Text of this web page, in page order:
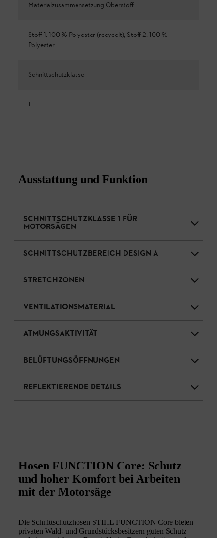
Materialzusammensetzung Oberstoff
Stoff 1: 100 % Polyester (recycelt); Stoff 2: 100 %
Polyester
Schnittschutzklasse
1
Ausstattung und Funktion
SCHNITTSCHUTZKLASSE 1 FÜR
MOTORSÄGEN
SCHNITTSCHUTZBEREICH DESIGN A
STRETCHZONEN
VENTILATIONSMATERIAL
ATMUNGSAKTIVITÄT
BELÜFTUNGSÖFFNUNGEN
REFLEKTIERENDE DETAILS
Hosen FUNCTION Core: Schutz
und hoher Komfort bei Arbeiten
mit der Motorsäge
Die Schnittschutzhosen STIHL FUNCTION Core bieten
privaten Wald- und Grundstücksbesitzern guten Schutz